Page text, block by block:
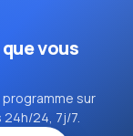
vous
sur
24h/24, 7j/7.